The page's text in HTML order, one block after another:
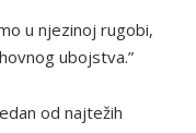
u njezinoj rugobi,
ubojstva.”
od najtežih